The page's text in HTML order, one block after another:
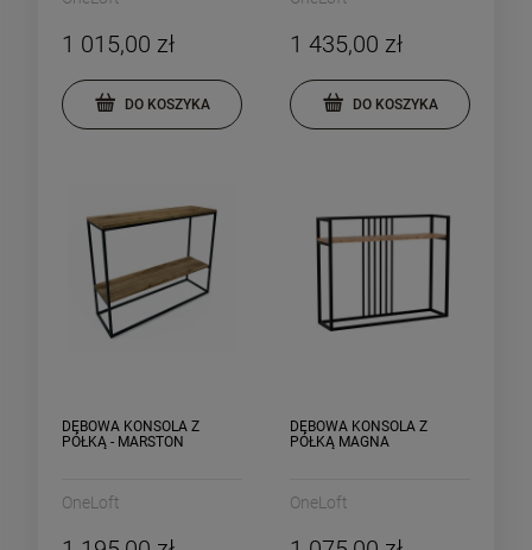
DO KOSZYKA DO KOSZYKA
1 015,00 zł
DO KOSZYKA
1 435,00 zł
DO KOSZYKA
DĘBOWA KONSOLA Z
PÓŁKĄ - MARSTON
OneLoft
DĘBOWA KONSOLA Z
PÓŁKĄ MAGNA
OneLoft